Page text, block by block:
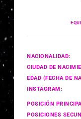
NACIONALIDAD:
CIUDAD DE
EDAD (FECHA DE
INSTAGRAM:
POSICIÓN
POSICIONES